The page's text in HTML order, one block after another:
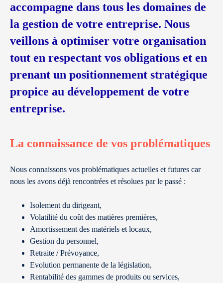
accompagne dans tous les domaines de
la gestion de votre entreprise. Nous
veillons à optimiser votre organisation
tout en respectant vos obligations et en
prenant un positionnement stratégique
propice au développement de votre
entreprise.
La connaissance de vos problématiques
Nous connaissons vos problématiques actuelles et futures car
nous les avons déjà rencontrées et résolues par le passé :
Isolement du dirigeant,
Volatilité du coût des matières premières,
Amortissement des matériels et locaux,
Gestion du personnel,
Retraite / Prévoyance,
Evolution permanente de la législation,
Rentabilité des gammes de produits ou services,